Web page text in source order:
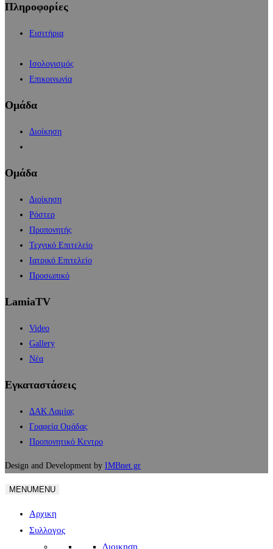
Πληροφορίες
Εισιτήρια
Ισολογισμός
Επικοινωνία
Ομάδα
Διοίκηση
Ομάδα
Διοίκηση
Ρόστερ
Προπονητής
Τεχνικό Επιτελείο
Ιατρικό Επιτελείο
Προσωπικό
LamiaTV
Video
Gallery
Νέα
Εγκαταστάσεις
ΔΑΚ Λαμίας
Γραφεία Ομάδας
Προπονητικό Κεντρο
Design and Development by IMBnet.gr
MENUMENU
Αρχικη
Συλλογος
Διοικηση